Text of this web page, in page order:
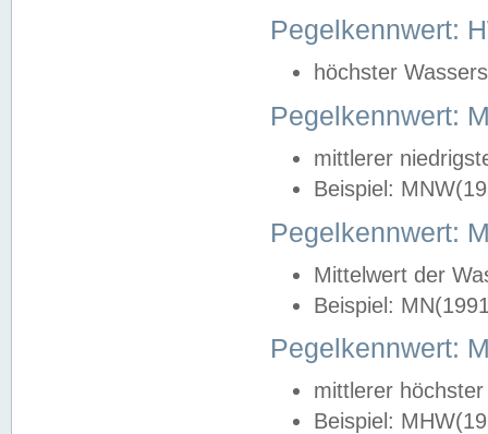
Pegelkennwert:
höchster
Pegelkennwert:
mittlerer
Beispiel:
Pegelkennwert:
Mittelwert der
Beispiel:
Pegelkennwert:
mittlerer
Beispiel: